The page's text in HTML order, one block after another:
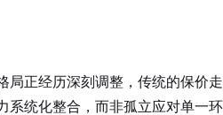
正经历深刻调整，传统的保价走
系统化整合，而非孤立应对单一